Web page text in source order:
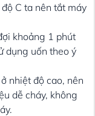
C ta nên tắt máy
khoảng 1 phút
dụng uốn theo ý
nhiệt độ cao, nên
dễ cháy, không